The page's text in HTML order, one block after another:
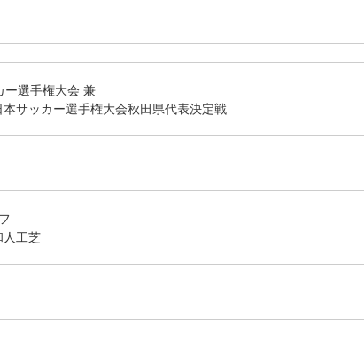
ー選手権大会 兼
サッカー選手権大会秋田県代表決定戦
工芝